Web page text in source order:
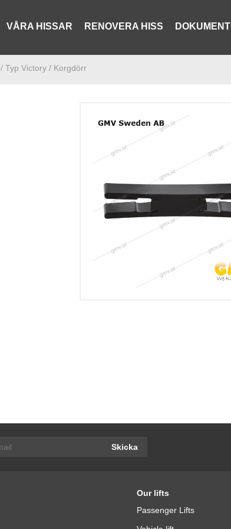
VÅRA HISSAR RENOVERA HISS DOKUMENT
/ Typ Victory / Korgdörr
Skicka
Our lifts
Passenger Lifts